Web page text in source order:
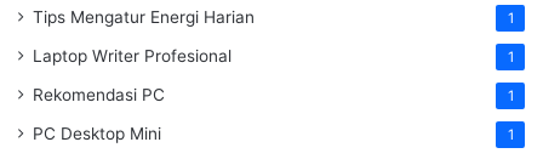
Tips Mengatur Energi Harian 1
Laptop Writer Profesional 1
Rekomendasi PC 1
PC Desktop Mini 1